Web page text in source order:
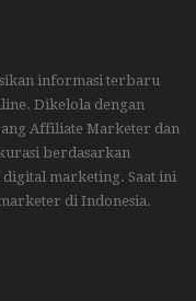
informasi terbaru
Dikelola dengan
Affiliate Marketer dan
berdasarkan
marketing. Saat ini
di Indonesia.